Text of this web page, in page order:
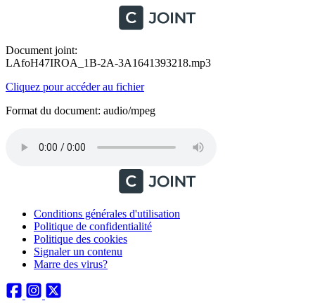
Document joint:
LAfoH47IROA_1B-2A-3A1641393218.mp3
Cliquez pour accéder au fichier
Format du document: audio/mpeg
Conditions générales d'utilisation
Politique de confidentialité
Politique des cookies
Signaler un contenu
Marre des virus?